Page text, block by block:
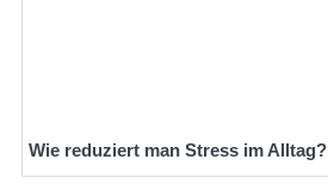
Wie reduziert man Stress im Alltag?